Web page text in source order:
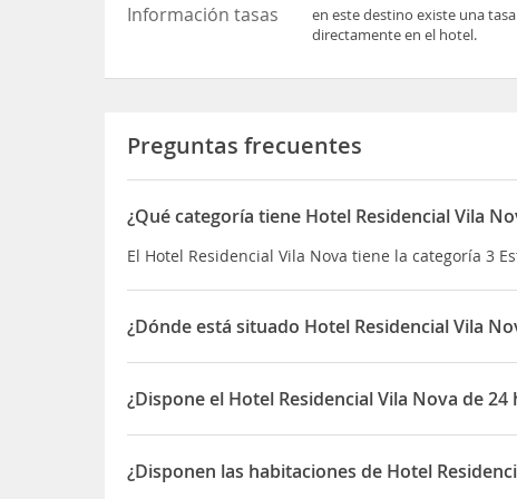
Información tasas
en este destino existe una
directamente en el hotel.
Preguntas frecuentes
¿Qué categoría tiene Hotel Residencial Vila
El Hotel Residencial Vila Nova tiene la categoría 3
¿Dónde está situado Hotel Residencial Vila
El Hotel Residencial Vila Nova está situado en Av.
¿Dispone el Hotel Residencial Vila Nova de
Sí, el Hotel Residencial Vila Nova dispone de 24
¿Disponen las habitaciones de Hotel